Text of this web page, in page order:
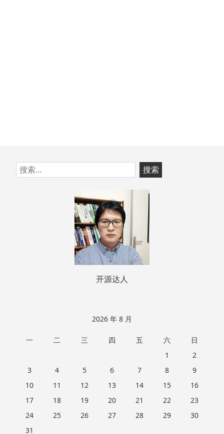
跳
至
搜
索：
开源达人
2026 年 8 月
一 二 三 四 五 六
日
1
2
3
4 5 6 7 8
9
10
11 12 13 14 15
16
17
18 19 20 21 22
23
24
25 26 27 28 29
30
31